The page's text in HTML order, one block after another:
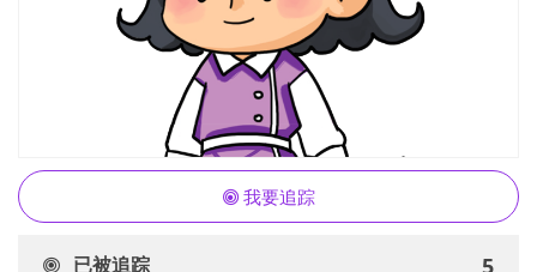
我要追踪
已被追踪